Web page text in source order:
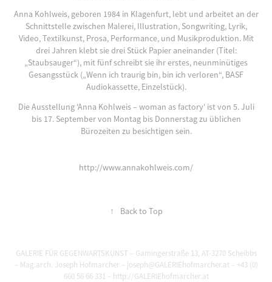
Anna Kohlweis, geboren 1984 in Klagenfurt, lebt und arbeitet an der
Schnittstelle zwischen Malerei, Illustration, Songwriting, Lyrik,
Video, Textilkunst, Prosa, Performance, und Musikproduktion. Mit
drei Jahren klebt sie drei Stück Papier aneinander (Titel:
„Staubsauger“), mit fünf schreibt sie ihr erstes, neunminütiges
Gesangsstück („Wenn ich traurig bin, bin ich verloren“, BASF
Audiokassette, Einzelstück).
Die Ausstellung 'Anna Kohlweis – woman as factory' ist von 5. Juli
bis 17. September von Montag bis Donnerstag zu üblichen
Bürozeiten zu besichtigen sein.
http://www.annakohlweis.com/
↑ Back to Top
GALERIE FÜR GEGENWARTSKUNST – Gamingerstraße 13, AT-3270 Scheibbs
– Mag.arch. Joseph Hofmarcher – joseph@GALERIEhofmarcher.at – +43 (0)
660 56 66 331 – http://GALERIEhofmarcher.at